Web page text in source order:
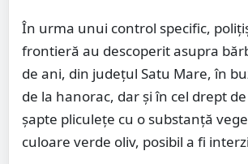
În urma unui control specific,
frontieră au descoperit asupra
de ani, din județul Satu Mare, în
de la hanorac, dar și în cel drept
șapte pliculețe cu o substanță
culoare verde oliv, posibil a fi